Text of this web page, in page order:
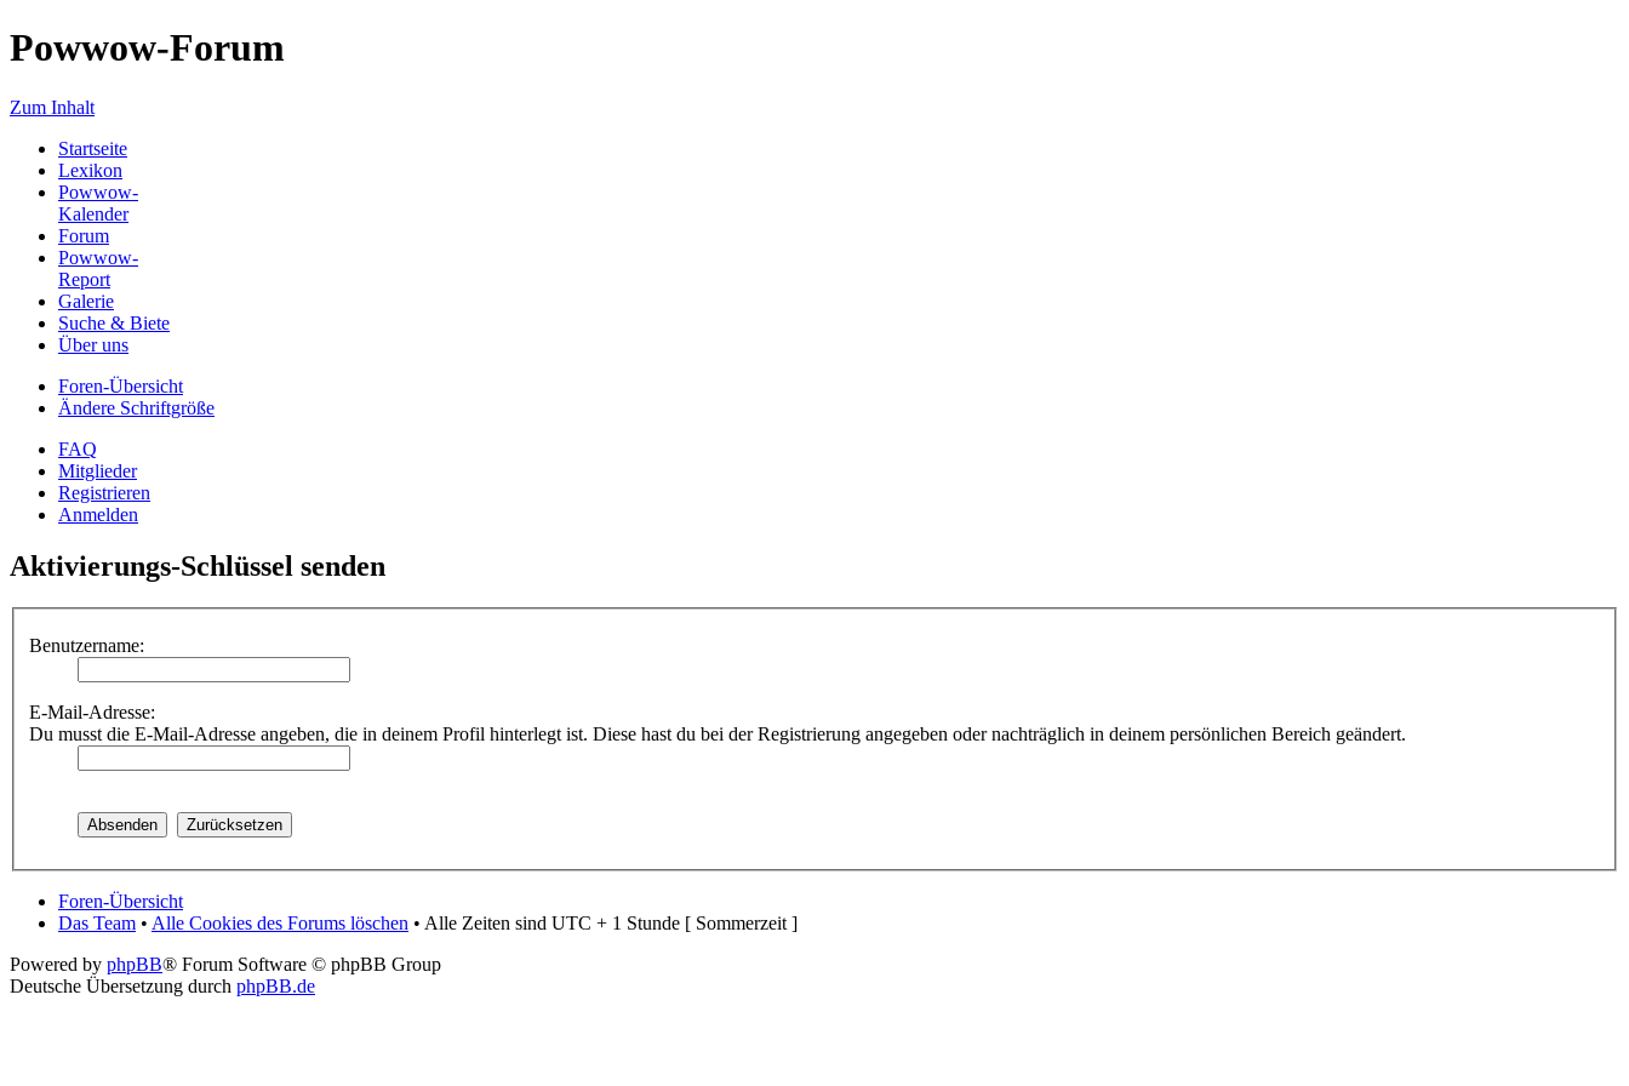
Powwow-Forum
Zum Inhalt
Startseite
Lexikon
Powwow-
Kalender
Forum
Powwow-
Report
Galerie
Suche & Biete
Über uns
Foren-Übersicht
Ändere Schriftgröße
FAQ
Mitglieder
Registrieren
Anmelden
Aktivierungs-Schlüssel senden
Benutzername:
E-Mail-Adresse:
Du musst die E-Mail-Adresse angeben, die in deinem Profil hinterlegt ist. Diese hast du bei der Registrierung angegeben oder nachträglich in deinem persönlichen Bereich geändert.
Foren-Übersicht
Das Team • Alle Cookies des Forums löschen • Alle Zeiten sind UTC + 1 Stunde [ Sommerzeit ]
Powered by phpBB® Forum Software © phpBB Group
Deutsche Übersetzung durch phpBB.de